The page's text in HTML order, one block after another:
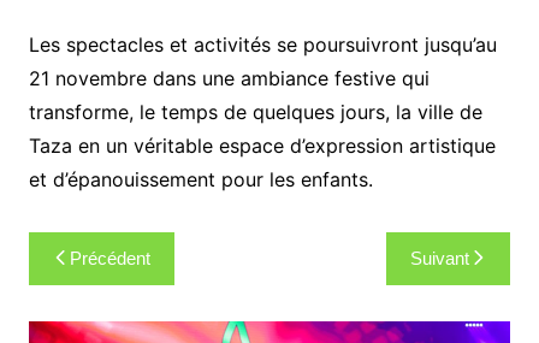
Les spectacles et activités se poursuivront jusqu’au
21 novembre dans une ambiance festive qui
transforme, le temps de quelques jours, la ville de
Taza en un véritable espace d’expression artistique
et d’épanouissement pour les enfants.
Navigation
de
l’article
Précédent Suivant